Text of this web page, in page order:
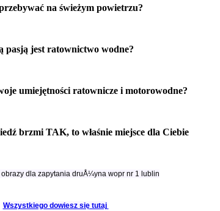
na świeżym powietrzu?
pasją jest ratownictwo wodne?
umiejętności ratownicze i motorowodne?
brzmi TAK, to właśnie miejsce dla Ciebie
Wszystkiego dowiesz się tutaj